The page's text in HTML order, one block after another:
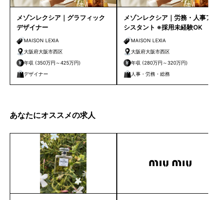
メゾンレクシア｜グラフィック
デザイナー
MAISON LEXIA
大阪府大阪市西区
年収 (350万円～425万円)
デザイナー
メゾンレクシア｜労務・人事ア
シスタント ※採用未経験OK
MAISON LEXIA
大阪府大阪市西区
年収 (280万円～320万円)
人事・労務・総務
あなたにオススメの求人